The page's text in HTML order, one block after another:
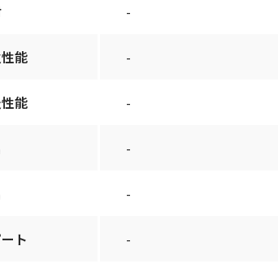
-
能 -
能 -
-
-
ト -